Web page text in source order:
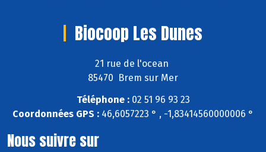
Biocoop Les Dunes
21 rue de l'ocean
85470 Brem sur Mer
Téléphone :02 51 96 93 23
Coordonnées GPS : 46,6057223 ° , -1,83414560000006 °
Nous suivre sur